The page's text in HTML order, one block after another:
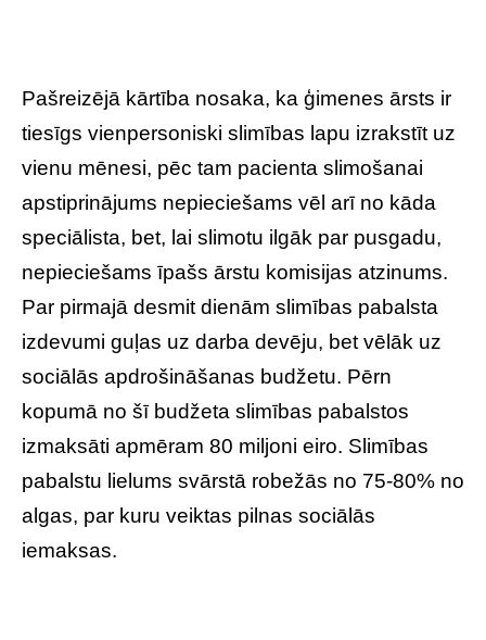
Pašreizējā kārtība nosaka, ka ģimenes ārsts ir
tiesīgs vienpersoniski slimības lapu izrakstīt uz
vienu mēnesi, pēc tam pacienta slimošanai
apstiprinājums nepieciešams vēl arī no kāda
speciālista, bet, lai slimotu ilgāk par pusgadu,
nepieciešams īpašs ārstu komisijas atzinums.
Par pirmajā desmit dienām slimības pabalsta
izdevumi guļas uz darba devēju, bet vēlāk uz
sociālās apdrošināšanas budžetu. Pērn
kopumā no šī budžeta slimības pabalstos
izmaksāti apmēram 80 miljoni eiro. Slimības
pabalstu lielums svārstā robežās no 75-80% no
algas, par kuru veiktas pilnas sociālās
iemaksas.